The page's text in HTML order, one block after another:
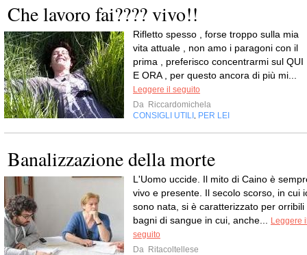
Che lavoro fai???? vivo!!
Rifletto spesso , forse troppo sulla mia
vita attuale , non amo i paragoni con il
prima , preferisco concentrarmi sul QUI
E ORA , per questo ancora di più mi...
Leggere il seguito
Da Riccardomichela
CONSIGLI UTILI
PER LEI
Banalizzazione della morte
L'Uomo uccide. Il mito di Caino è
vivo e presente. Il secolo scorso, in cui
sono nata, si è caratterizzato per orribili
bagni di sangue in cui, anche...
Leggere
seguito
Da Ritacoltellese